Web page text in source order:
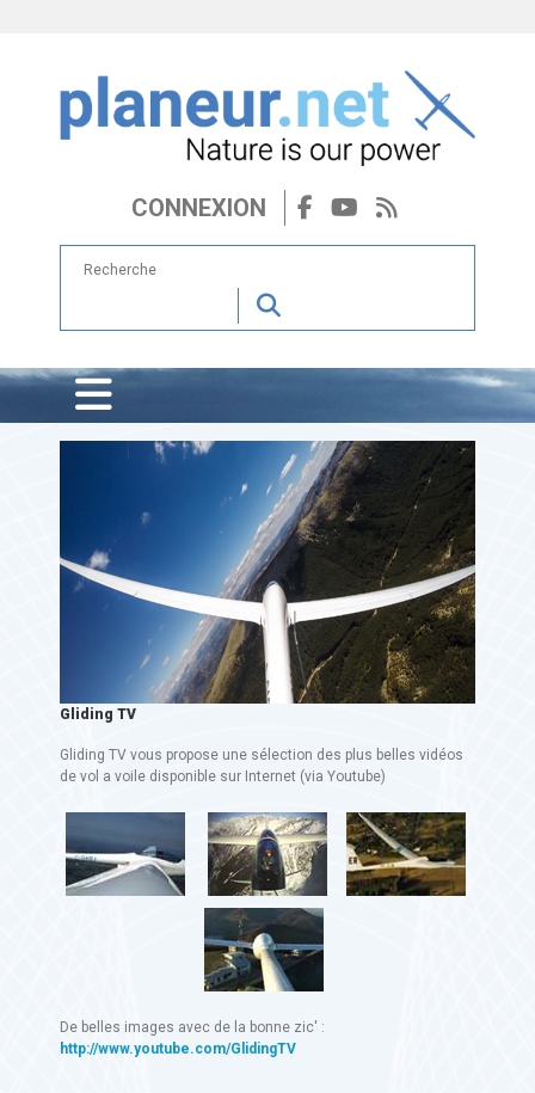
CONNEXION
Gliding TV
Gliding TV vous propose une sélection des plus belles vidéos
de vol a voile disponible sur Internet (via Youtube)
De belles images avec de la bonne zic' :
http://www.youtube.com/GlidingTV